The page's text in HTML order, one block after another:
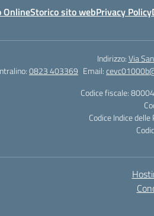
OnlineStorico sito webPrivacy Policy
Indirizzo:Via
0823 403369 Email:
Codice fiscale:
Codice Indice